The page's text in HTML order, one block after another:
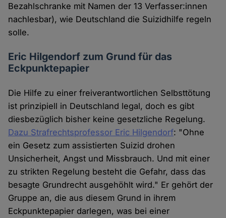
Bezahlschranke mit Namen der 13 Verfasser:innen
nachlesbar), wie Deutschland die Suizidhilfe regeln
solle.
Eric Hilgendorf zum Grund für das
Eckpunktepapier
Die Hilfe zu einer freiverantwortlichen Selbsttötung
ist prinzipiell in Deutschland legal, doch es gibt
diesbezüglich bisher keine gesetzliche Regelung.
Dazu Strafrechtsprofessor Eric Hilgendorf: "Ohne
ein Gesetz zum assistierten Suizid drohen
Unsicherheit, Angst und Missbrauch. Und mit einer
zu strikten Regelung besteht die Gefahr, dass das
besagte Grundrecht ausgehöhlt wird." Er gehört der
Gruppe an, die aus diesem Grund in ihrem
Eckpunktepapier darlegen, was bei einer